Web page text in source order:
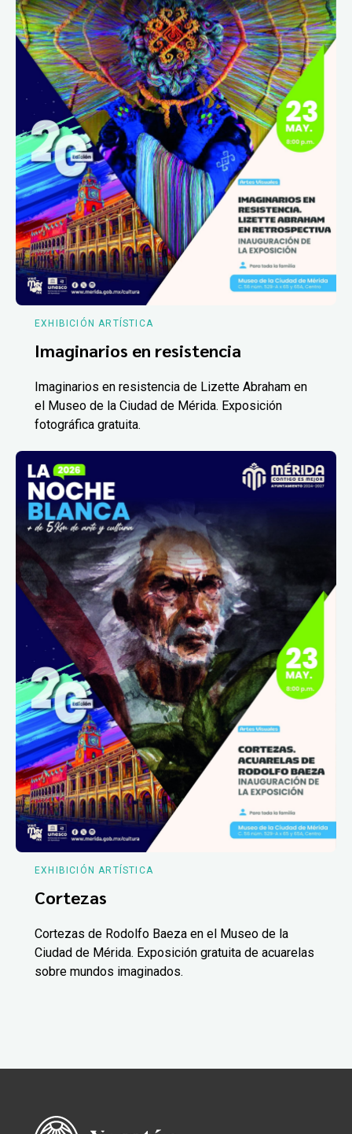
EXHIBICIÓN ARTÍSTICA
Imaginarios en resistencia
Imaginarios en resistencia de Lizette Abraham en
el Museo de la Ciudad de Mérida. Exposición
fotográfica gratuita.
EXHIBICIÓN ARTÍSTICA
Cortezas
Cortezas de Rodolfo Baeza en el Museo de la
Ciudad de Mérida. Exposición gratuita de acuarelas
sobre mundos imaginados.